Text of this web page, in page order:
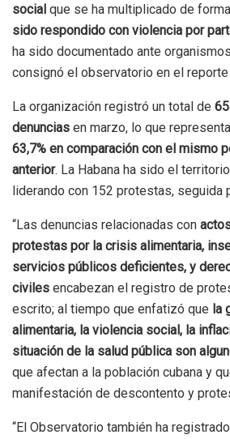
social que se ha multiplicado de
sido respondido con violencia por
ha sido documentado ante
consignó el observatorio en el
La organización registró un total de
denuncias en marzo, lo que
63,7% en comparación con el mismo
anterior. La Habana ha sido el
liderando con 152 protestas, seguida
“Las denuncias relacionadas con
protestas por la crisis alimentaria,
servicios públicos deficientes, y
civiles encabezan el registro de
escrito; al tiempo que enfatizó que la
alimentaria, la violencia social, la
situación de la salud pública son
que afectan a la población cubana y
manifestación de descontento y
“El Observatorio también ha